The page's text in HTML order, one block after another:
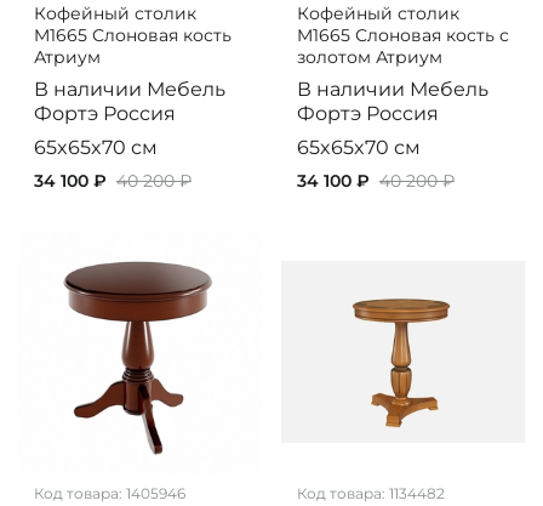
Кофейный столик
M1665 Слоновая кость
Атриум
В наличии Мебель
Фортэ Россия
65x65x70 см
34 100 ₽ 40 200 ₽
Кофейный столик
M1665 Слоновая кость с
золотом Атриум
В наличии Мебель
Фортэ Россия
65x65x70 см
34 100 ₽ 40 200 ₽
Код товара: 1405946 Код товара: 1134482